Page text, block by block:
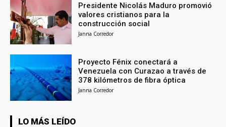
Presidente Nicolás Maduro promovió
valores cristianos para la
construcción social
Janna Corredor
Proyecto Fénix conectará a
Venezuela con Curazao a través de
378 kilómetros de fibra óptica
Janna Corredor
LO MÁS LEÍDO